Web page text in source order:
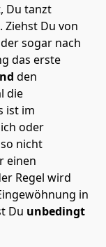
Du tanzt
. Ziehst Du von
sogar nach
das erste
den
die
ist im
oder
nicht
einen
Regel wird
in
Du unbedingt